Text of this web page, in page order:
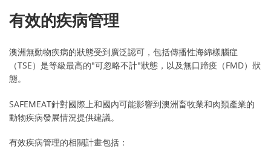
有效的疾病管理
澳洲無動物疾病的狀態受到廣泛認可，包括傳播性海綿樣腦症
（TSE）是等級最高的"可忽略不計"狀態，以及無口蹄疫（FMD）狀
態。
SAFEMEAT針對國際上和國內可能影響到澳洲畜牧業和肉類產業的
動物疾病發展情況提供建議。
有效疾病管理的相關計畫包括：